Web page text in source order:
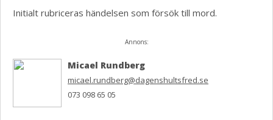
Initialt rubriceras händelsen som försök till mord.
Annons:
Micael Rundberg
micael.rundberg@dagenshultsfred.se
073 098 65 05